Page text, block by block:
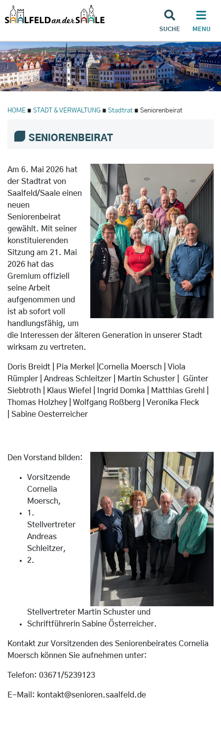
SUCHE MENU
HOME ∎ STADT & VERWALTUNG ∎ Stadtrat ∎ Seniorenbeirat
SENIORENBEIRAT
Am 6. Mai 2026 hat
der Stadtrat von
Saalfeld/Saale einen
neuen
Seniorenbeirat
gewählt. Mit seiner
konstituierenden
Sitzung am 21. Mai
2026 hat das
Gremium offiziell
seine Arbeit
aufgenommen und
ist ab sofort voll
handlungsfähig, um
die Interessen der älteren Generation in unserer Stadt
wirksam zu vertreten.
Doris Breidt | Pia Merkel | Cornelia Moersch | Viola
Rümpler | Andreas Schleitzer |
Martin Schuster | Günter
Siebtroth | Klaus Wiefel | Ingrid Domka | Matthias Grehl |
Thomas Holzhey | Wolfgang Roßberg | Veronika Fleck
| Sabine Oesterreicher
Den Vorstand bilden:
Vorsitzende
Cornelia
Moersch,
1.
Stellvertreter
Andreas
Schleitzer,
2.
Stellvertreter Martin Schuster und
Schriftführerin Sabine Österreicher.
Kontakt zur Vorsitzenden des Seniorenbeirates Cornelia
Moersch können Sie aufnehmen unter:
Telefon: 03671/5239123
E-Mail: kontakt@senioren.saalfeld.de